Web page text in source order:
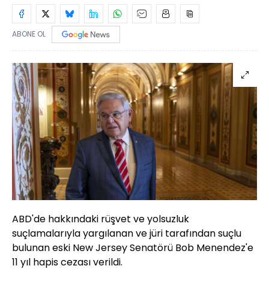
ABONE OL
ABD'de hakkındaki rüşvet ve yolsuzluk
suçlamalarıyla yargılanan ve jüri tarafından suçlu
bulunan eski New Jersey Senatörü Bob Menendez'e
11 yıl hapis cezası verildi.